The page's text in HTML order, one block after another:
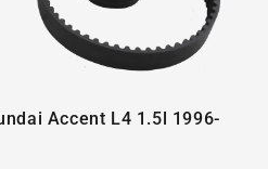
Accent L4 1.5l 1996-